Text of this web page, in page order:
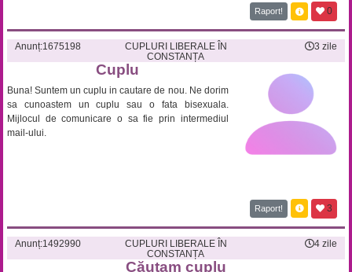
Raport! 0
Anunț:1675198
CUPLURI LIBERALE ÎN
CONSTANȚA
3 zile
Cuplu
Buna! Suntem un cuplu in cautare de nou. Ne dorim
sa cunoastem un cuplu sau o fata bisexuala.
Mijlocul de comunicare o sa fie prin intermediul
mail-ului.
Raport! 3
Anunț:1492990
CUPLURI LIBERALE ÎN
CONSTANȚA
4 zile
Căutam cuplu